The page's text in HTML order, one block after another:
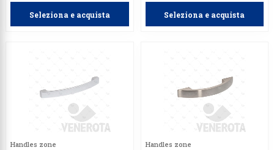
Seleziona e acquista Seleziona e acquista
Handles zone Handles zone